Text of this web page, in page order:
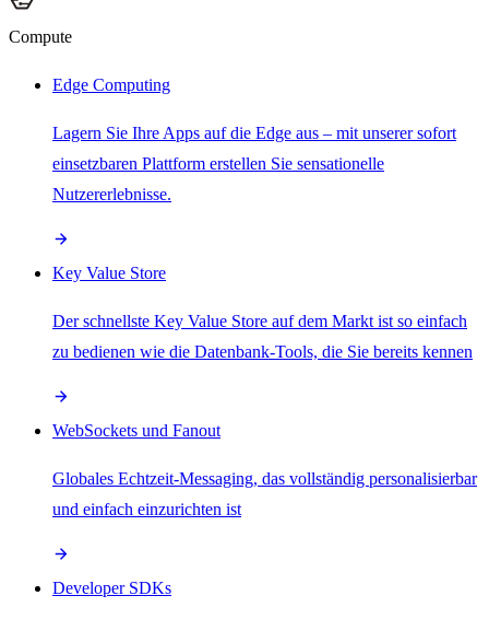
Compute
Edge Computing
Lagern Sie Ihre Apps auf die Edge aus – mit unserer sofort
einsetzbaren Plattform erstellen Sie sensationelle
Nutzererlebnisse.
Key Value Store
Der schnellste Key Value Store auf dem Markt ist so einfach
zu bedienen wie die Datenbank-Tools, die Sie bereits kennen
WebSockets und Fanout
Globales Echtzeit-Messaging, das vollständig personalisierbar
und einfach einzurichten ist
Developer SDKs